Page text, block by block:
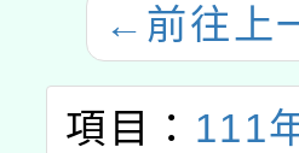
← 前往上
項目： 111